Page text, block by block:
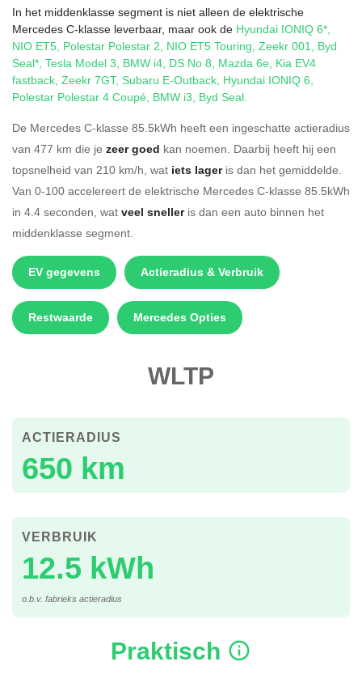
In het middenklasse segment is niet alleen de elektrische
Mercedes C-klasse leverbaar, maar ook de Hyundai IONIQ 6*,
NIO ET5, Polestar Polestar 2, NIO ET5 Touring, Zeekr 001, Byd
Seal*, Tesla Model 3, BMW i4, DS No 8, Mazda 6e, Kia EV4
fastback, Zeekr 7GT, Subaru E-Outback, Hyundai IONIQ 6,
Polestar Polestar 4 Coupé, BMW i3, Byd Seal.
De Mercedes C-klasse 85.5kWh heeft een ingeschatte actieradius
van 477 km die je zeer goed kan noemen. Daarbij heeft hij een
topsnelheid van 210 km/h, wat iets lageris dan het gemiddelde.
Van 0-100 accelereert de elektrische Mercedes C-klasse 85.5kWh
in 4.4 seconden, wat veel snelleris dan een auto binnen het
middenklasse segment.
EV gegevens Actieradius & Verbruik
Restwaarde Mercedes Opties
WLTP
650 km
ACTIERADIUS
12.5 kWh
VERBRUIK
o.b.v. fabrieks actieradius
Praktisch